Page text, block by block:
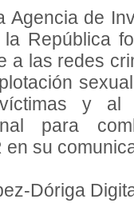
Agencia de
República
a las redes
y al
para
en su
Dóriga